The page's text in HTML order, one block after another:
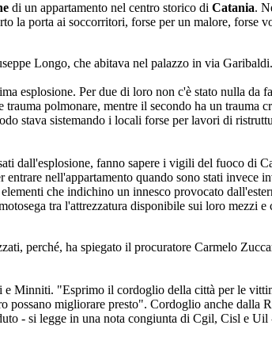
di un appartamento nel centro storico di Catania.
la porta ai soccorritori, forse per un malore, forse
Longo, che abitava nel palazzo in via Garibaldi.
esplosione. Per due di loro non c'è stato nulla da
polmonare, mentre il secondo ha un trauma
stava sistemando i locali forse per lavori di
dall'esplosione, fanno sapere i vigili del fuoco di
nell'appartamento quando sono stati invece
che indichino un innesco provocato
tra l'attrezzatura disponibile sui loro mezzi e
perché, ha spiegato il procuratore Carmelo
e Minniti. "Esprimo il cordoglio della città per le
migliorare presto". Cordoglio anche dalla
- si legge in una nota congiunta di Cgil, Cisl e Uil